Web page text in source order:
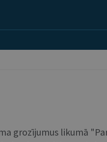
grozījumus likumā